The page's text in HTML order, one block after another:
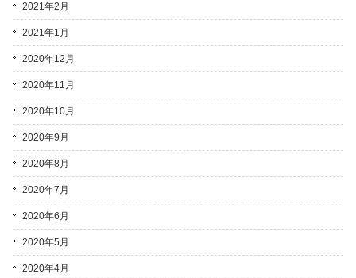
2021年2月
2021年1月
2020年12月
2020年11月
2020年10月
2020年9月
2020年8月
2020年7月
2020年6月
2020年5月
2020年4月